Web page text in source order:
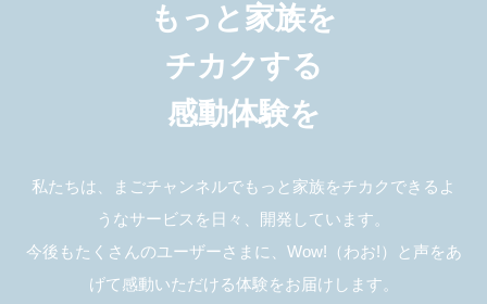
もっと家族を
チカクする
感動体験を
私たちは、まごチャンネルでもっと家族をチカクできるよ
うなサービスを日々、開発しています。
今後もたくさんのユーザーさまに、Wow!（わお!）と声をあ
げて感動いただける体験をお届けします。